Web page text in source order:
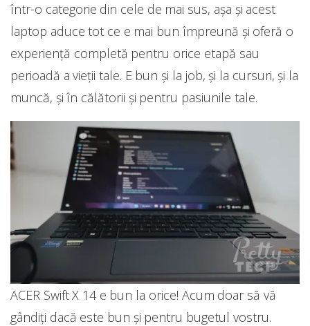
într-o categorie din cele de mai sus, așa și acest
laptop aduce tot ce e mai bun împreună și oferă o
experiență completă pentru orice etapă sau
perioadă a vieții tale. E bun și la job, și la cursuri, și la
muncă, și în călătorii și pentru pasiunile tale.
ACER Swift X 14 e bun la orice! Acum doar să vă
gândiți dacă este bun și pentru bugetul vostru.